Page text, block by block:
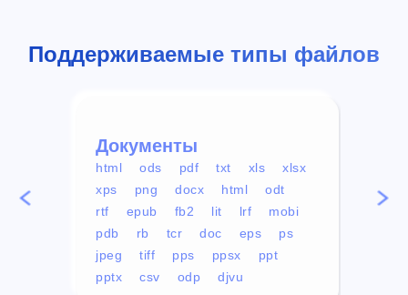
Поддерживаемые типы файлов
Документы
html ods pdf txt xls
xlsx
xps
png docx html
odt
rtf
epub fb2 lit lrf
mobi
pdb
rb tcr doc eps
ps
jpeg
tiff pps ppsx
ppt
pptx
csv odp djvu
mp4